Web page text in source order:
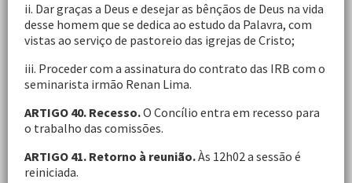
ii. Dar graças a Deus e desejar as bênçãos de Deus na vida
desse homem que se dedica ao estudo da Palavra, com
vistas ao serviço de pastoreio das igrejas de Cristo;
iii. Proceder com a assinatura do contrato das IRB com o
seminarista irmão Renan Lima.
ARTIGO 40. Recesso.O Concílio entra em recesso para
o trabalho das comissões.
ARTIGO 41. Retorno à reunião.Às 12h02 a sessão é
reiniciada.